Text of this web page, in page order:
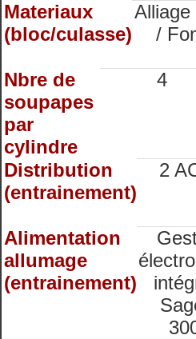
Materiaux
(bloc/culasse)
Alliage
/
Nbre de
soupapes
par
cylindre
4
Distribution
(entrainement)
2
Alimentation
allumage
(entrainement)